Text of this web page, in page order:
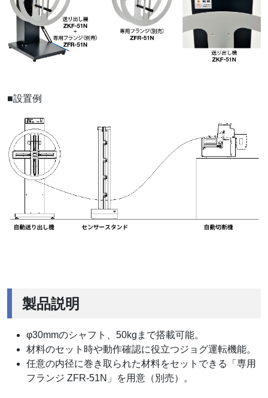
■設置例
製品説明
φ30mmのシャフト、50kgまで搭載可能。
材料のセット時や動作確認に役立つジョグ運転機能。
任意の内径に巻き取られた材料をセットできる「専用
フランジ ZFR-51N」を用意（別売）。